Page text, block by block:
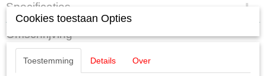
Specificaties
4007246084203
Omschrijving
Noch 08420 Strooimateriaal
Cookies toestaan Opties
Toestemming Details Over